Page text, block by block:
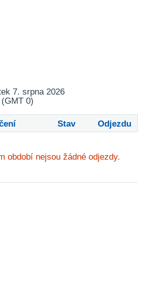
7. srpna 2026
0)
Stav Odjezdu
období nejsou žádné odjezdy.